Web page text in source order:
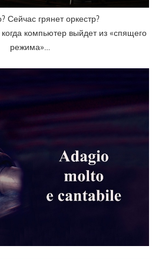
Сейчас грянет оркестр?
когда компьютер выйдет из «спящего
режима»…